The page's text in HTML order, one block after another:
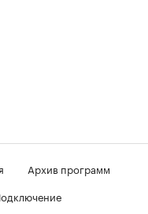
Архив программ